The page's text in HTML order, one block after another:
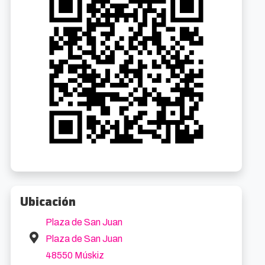
2026
44.4km
19/8/2026 20:00
Ubicación
Plaza de San Juan
Plaza de San Juan
48550 Múskiz